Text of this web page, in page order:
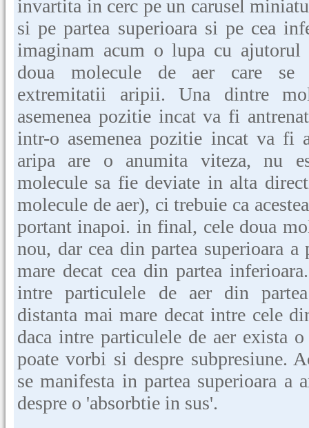
invartita in cerc pe un carusel
si pe partea superioara si pe cea
imaginam acum o lupa cu ajutorul
doua molecule de aer care se
extremitatii aripii. Una dintre
asemenea pozitie incat va fi
intr-o asemenea pozitie incat va fi
aripa are o anumita viteza, nu
molecule sa fie deviate in alta
molecule de aer), ci trebuie ca
portant inapoi. in final, cele doua
nou, dar cea din partea superioara
mare decat cea din partea
intre particulele de aer din
distanta mai mare decat intre cele
daca intre particulele de aer exista
poate vorbi si despre subpresiune.
se manifesta in partea superioara a
despre o 'absorbtie in sus'.